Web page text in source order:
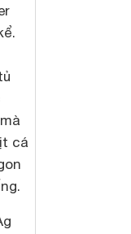
cá